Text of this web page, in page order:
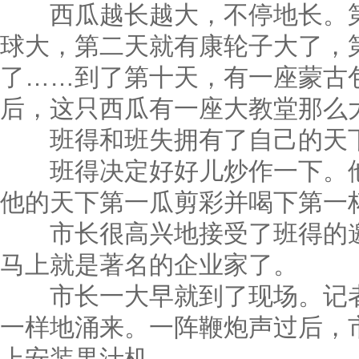
西瓜越长越大，不停地长。
球大，第二天就有康轮子大了，
了……到了第十天，有一座蒙
后，这只西瓜有一座大教堂那
班得和班失拥有了自己的天
班得决定好好儿炒作一下。
他的天下第一瓜剪彩并喝下第一
市长很高兴地接受了班得的
马上就是著名的企业家了。
市长一大早就到了现场。记
一样地涌来。一阵鞭炮声过后